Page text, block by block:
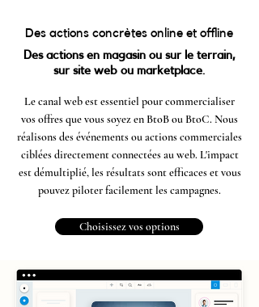
Des actions concrètes online et offline
Des actions en magasin ou sur le terrain,
sur site web ou marketplace.
Le canal web est essentiel pour commercialiser
vos offres que vous soyez en BtoB ou BtoC. Nous
réalisons des événements ou actions commerciales
ciblées directement connectées au web. L'impact
est démultiplié, les résultats sont efficaces et vous
pouvez piloter facilement les campagnes.
Choisissez vos options